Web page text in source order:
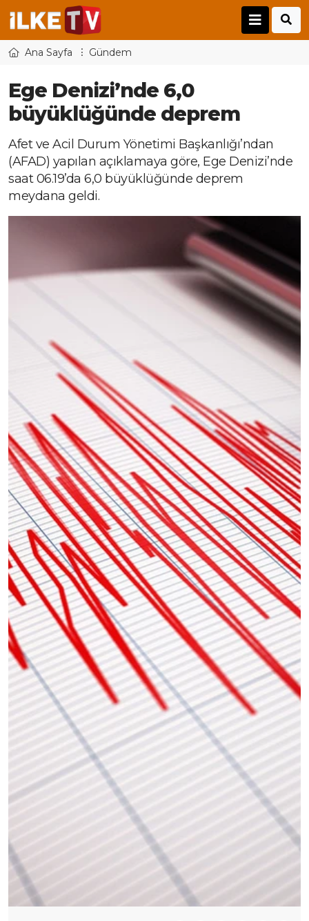
Ana Sayfa Gündem
Ege Denizi’nde 6,0
büyüklüğünde deprem
Afet ve Acil Durum Yönetimi Başkanlığı’ndan
(AFAD) yapılan açıklamaya göre, Ege Denizi’nde
saat 06.19’da 6,0 büyüklüğünde deprem
meydana geldi.